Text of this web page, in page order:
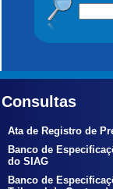
Consultas
Ata de Registro de
Banco de
do SIAG
Banco de